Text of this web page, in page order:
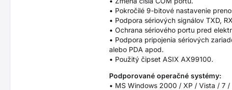
• Pokročilé 9-bitové nastavenie
• Podpora sériových signálov TXD,
• Ochrana sériového portu pred
• Podpora pripojenia sériových
alebo PDA apod.
• Použitý čipset ASIX AX99100.
Podporované operačné systémy:
• MS Windows 2000 / XP / Vista / 7